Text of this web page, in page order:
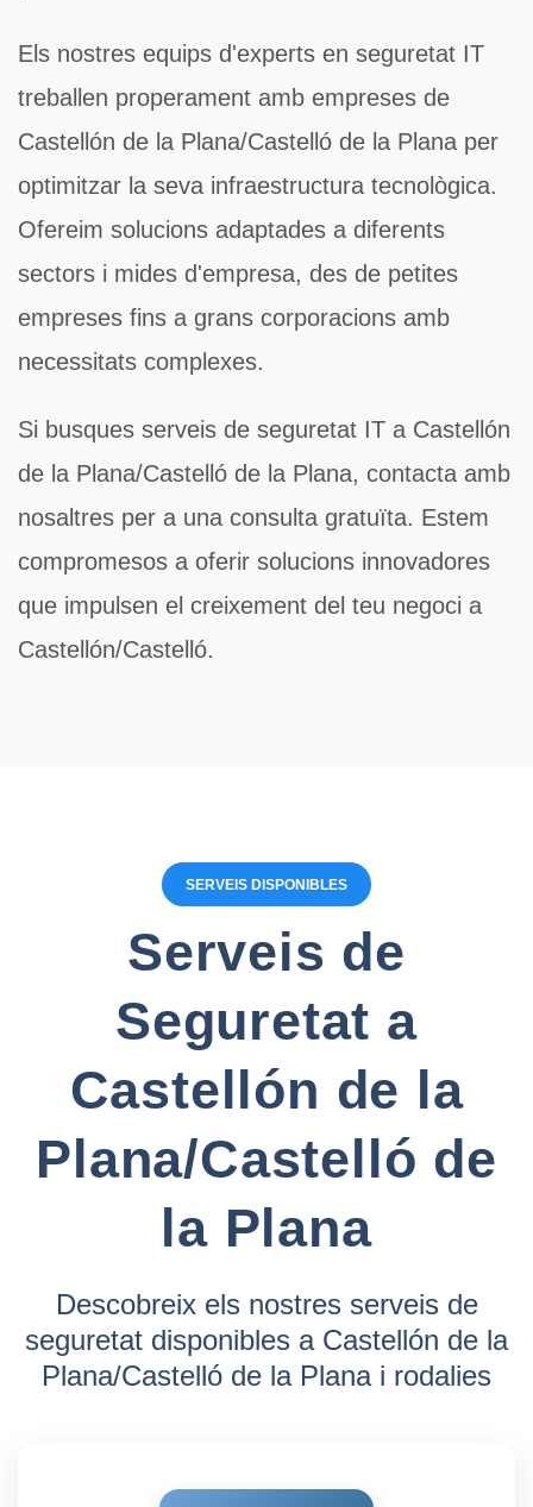
Els nostres equips d'experts en seguretat IT
treballen properament amb empreses de
Castellón de la Plana/Castelló de la Plana per
optimitzar la seva infraestructura tecnològica.
Ofereim solucions adaptades a diferents
sectors i mides d'empresa, des de petites
empreses fins a grans corporacions amb
necessitats complexes.
Si busques serveis de seguretat IT a Castellón
de la Plana/Castelló de la Plana, contacta amb
nosaltres per a una consulta gratuïta. Estem
compromesos a oferir solucions innovadores
que impulsen el creixement del teu negoci a
Castellón/Castelló.
SERVEIS DISPONIBLES
Serveis de
Seguretat a
Castellón de la
Plana/Castelló de
la Plana
Descobreix els nostres serveis de
seguretat disponibles a Castellón de la
Plana/Castelló de la Plana i rodalies